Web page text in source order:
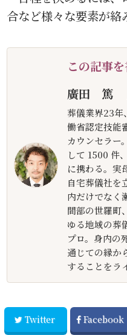
合など様々な要素が絡
この記事
廣田 篤
葬儀業界23年
働省認定技能
カウンセラー
して 1500 件
に携わる。実
自宅葬儀社を
内だけでなく
間部の世羅町
ゆる地域の葬
プロ。身内の
通じての縁か
することをラ
Twitter Facebook